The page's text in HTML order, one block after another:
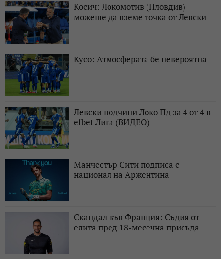
Косич: Локомотив (Пловдив)
можеше да вземе точка от Левски
Кусо: Атмосферата бе невероятна
Левски подчини Локо Пд за 4 от 4 в
efbet Лига (ВИДЕО)
Манчестър Сити подписа с
национал на Аржентина
Скандал във Франция: Съдия от
елита пред 18-месечна присъда